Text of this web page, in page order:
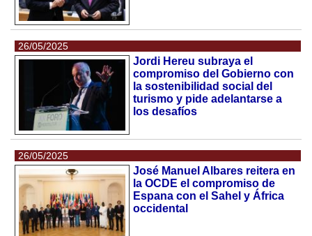
26/05/2025
Jordi Hereu subraya el
compromiso del Gobierno con
la sostenibilidad social del
turismo y pide adelantarse a
los desafíos
26/05/2025
José Manuel Albares reitera en
la OCDE el compromiso de
Espana con el Sahel y África
occidental